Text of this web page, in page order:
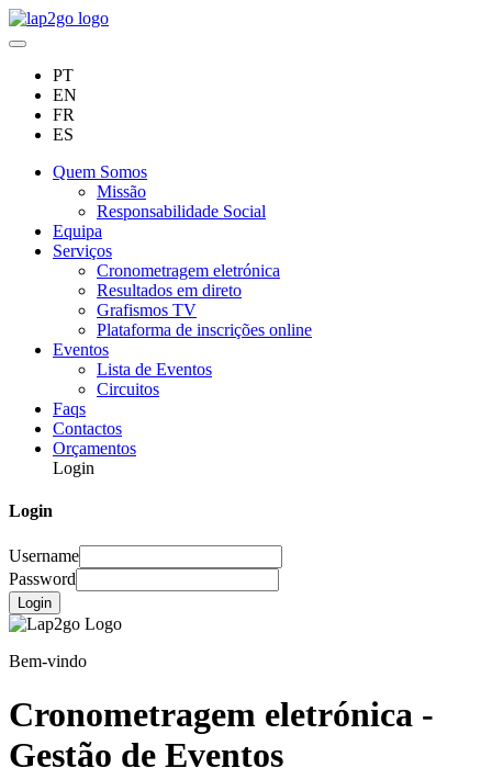
PT
EN
FR
ES
Quem Somos
Missão
Responsabilidade Social
Equipa
Serviços
Cronometragem eletrónica
Resultados em direto
Grafismos TV
Plataforma de inscrições online
Eventos
Lista de Eventos
Circuitos
Faqs
Contactos
Orçamentos
Login
Login
Username
Password
Login
Bem-vindo
Cronometragem eletrónica -
Gestão de Eventos